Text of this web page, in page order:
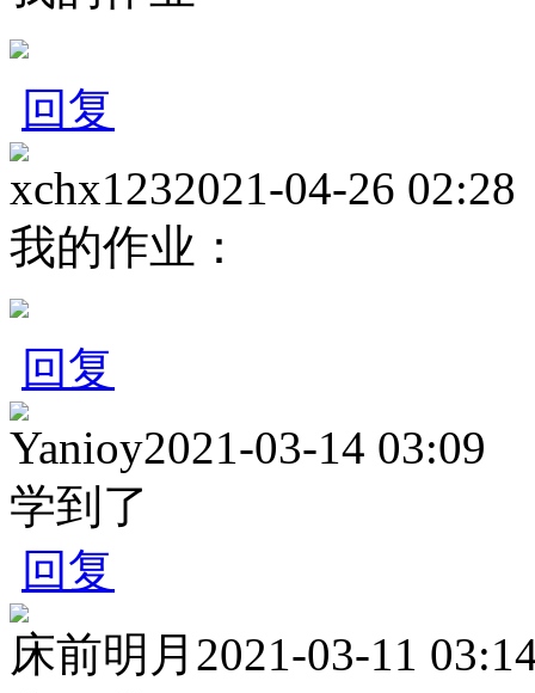
回复
xchx1232021-04-26 02:28
我的作业：
回复
Yanioy2021-03-14 03:09
学到了
回复
床前明月 2021-03-11